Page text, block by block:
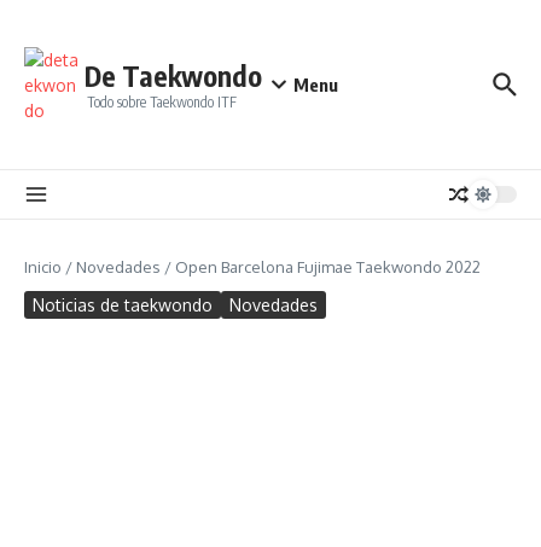
De Taekwondo
Todo sobre Taekwondo ITF
Menu
Inicio / Novedades / Open Barcelona Fujimae Taekwondo 2022
Noticias de taekwondo Novedades